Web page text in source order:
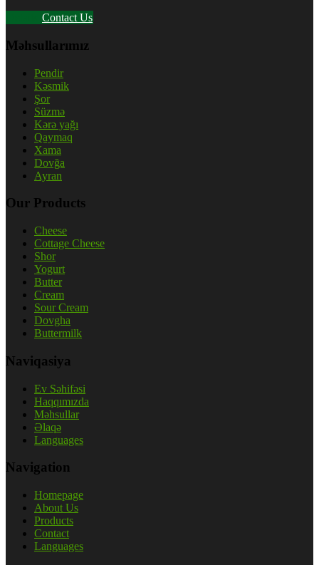
Contact Us
Məhsullarımız
Pendir
Kəsmik
Şor
Süzmə
Kərə yağı
Qaymaq
Xama
Dovğa
Ayran
Our Products
Cheese
Cottage Cheese
Shor
Yogurt
Butter
Cream
Sour Cream
Dovgha
Buttermilk
Naviqasiya
Ev Səhifəsi
Haqqımızda
Məhsullar
Əlaqə
Languages
Navigation
Homepage
About Us
Products
Contact
Languages